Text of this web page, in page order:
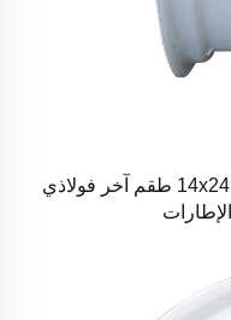
مبيعات الأطقم أجزاء معدات البناء 14x24 طقم آخر فولاذي